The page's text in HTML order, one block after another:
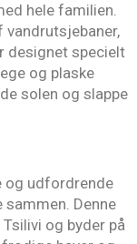
hele familien.
vandrutsjebaner,
designet specielt
og plaske
solen og slappe
og udfordrende
Denne
og byder på